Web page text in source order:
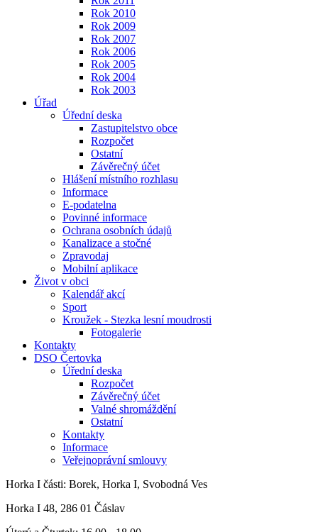
Rok 2010
Rok 2009
Rok 2007
Rok 2006
Rok 2005
Rok 2004
Rok 2003
Úřad
Úřední deska
Zastupitelstvo obce
Rozpočet
Ostatní
Závěrečný účet
Hlášení místního rozhlasu
Informace
E-podatelna
Povinné informace
Ochrana osobních údajů
Kanalizace a stočné
Zpravodaj
Mobilní aplikace
Život v obci
Kalendář akcí
Sport
Kroužek - Stezka lesní moudrosti
Fotogalerie
Kontakty
DSO Čertovka
Úřední deska
Rozpočet
Závěrečný účet
Valné shromáždění
Ostatní
Kontakty
Informace
Veřejnoprávní smlouvy
Horka I části: Borek, Horka I, Svobodná Ves
Horka I 48, 286 01 Čáslav